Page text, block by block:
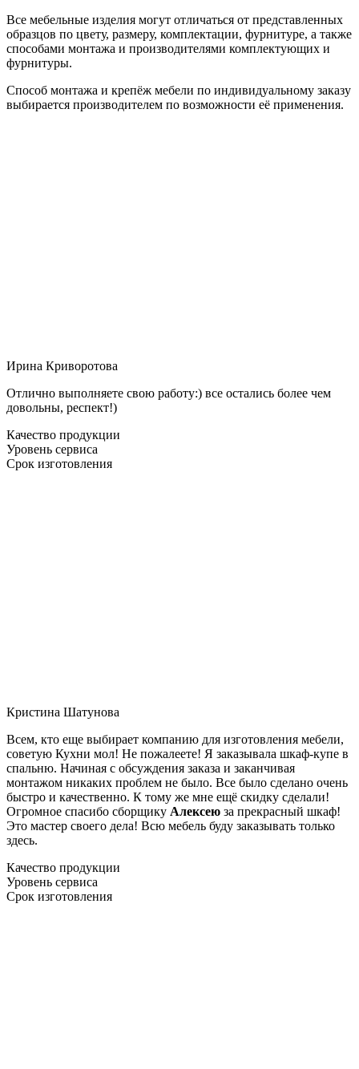
Все мебельные изделия могут отличаться от представленных
образцов по цвету, размеру, комплектации, фурнитуре, а также
способами монтажа и производителями комплектующих и
фурнитуры.
Способ монтажа и крепёж мебели по индивидуальному заказу
выбирается производителем по возможности её применения.
Ирина Криворотова
Отлично выполняете свою работу:) все остались более чем
довольны, респект!)
Качество продукции
Уровень сервиса
Срок изготовления
Кристина Шатунова
Всем, кто еще выбирает компанию для изготовления мебели,
советую Кухни мол! Не пожалеете! Я заказывала шкаф-купе в
спальню. Начиная с обсуждения заказа и заканчивая
монтажом никаких проблем не было. Все было сделано очень
быстро и качественно. К тому же мне ещё скидку сделали!
Огромное спасибо сборщику Алексею за прекрасный шкаф!
Это мастер своего дела! Всю мебель буду заказывать только
здесь.
Качество продукции
Уровень сервиса
Срок изготовления